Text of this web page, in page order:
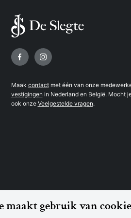
maakt gebruik van
Volg ons op
Maak contactmet één van onze
vestigingen in Nederland en België. Mocht
ook onze Veelgestelde vragen.
© 2026 Boekhandel De Slegte